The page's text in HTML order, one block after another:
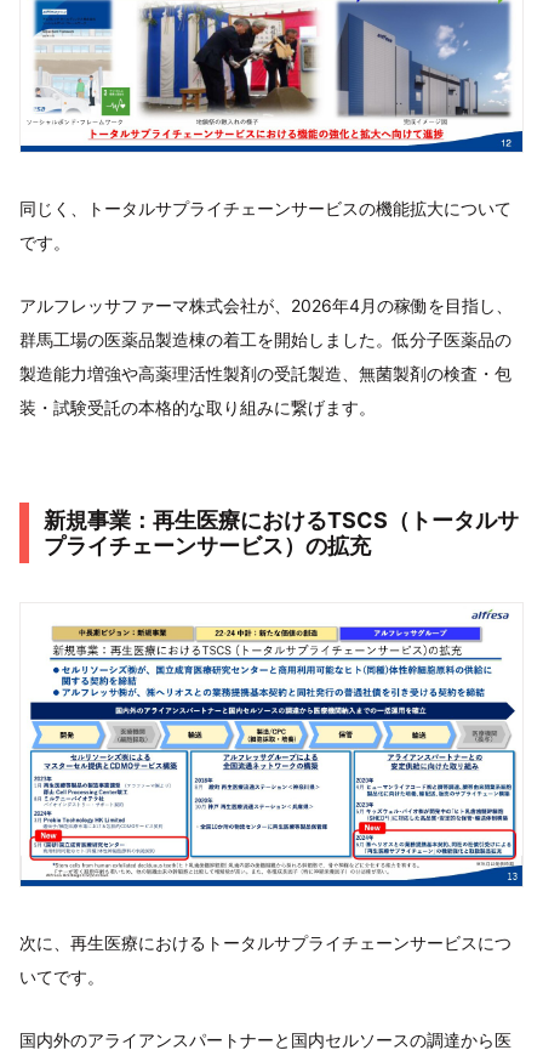
同じく、トータルサプライチェーンサービスの機能拡大について
です。
アルフレッサファーマ株式会社が、2026年4月の稼働を目指し、
群馬工場の医薬品製造棟の着工を開始しました。低分子医薬品の
製造能力増強や高薬理活性製剤の受託製造、無菌製剤の検査・包
装・試験受託の本格的な取り組みに繋げます。
新規事業：再生医療におけるTSCS（トータルサ
プライチェーンサービス）の拡充
次に、再生医療におけるトータルサプライチェーンサービスにつ
いてです。
国内外のアライアンスパートナーと国内セルソースの調達から医